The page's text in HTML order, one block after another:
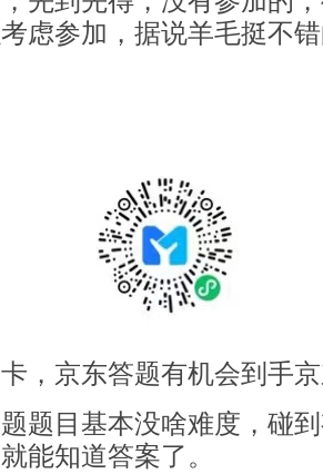
虑参加，据说羊毛挺不错
，京东答题有机会到手京
题目基本没啥难度，碰
能知道答案了。